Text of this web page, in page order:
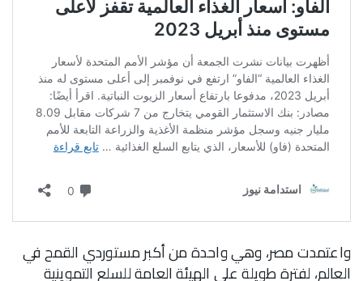
واعتمدت مصر، وهي واحدة من أكبر مستوردي القمح في
العالم، لفترة طويلة على الهيئة العامة للسلع التموينية